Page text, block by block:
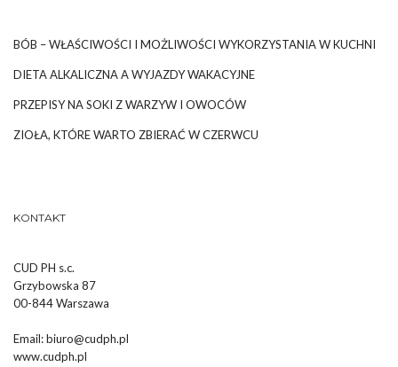
BÓB – WŁAŚCIWOŚCI I MOŻLIWOŚCI WYKORZYSTANIA W KUCHNI
DIETA ALKALICZNA A WYJAZDY WAKACYJNE
PRZEPISY NA SOKI Z WARZYW I OWOCÓW
ZIOŁA, KTÓRE WARTO ZBIERAĆ W CZERWCU
KONTAKT
CUD PH s.c.
Grzybowska 87
00-844 Warszawa
Email:biuro@cudph.pl
www.cudph.pl